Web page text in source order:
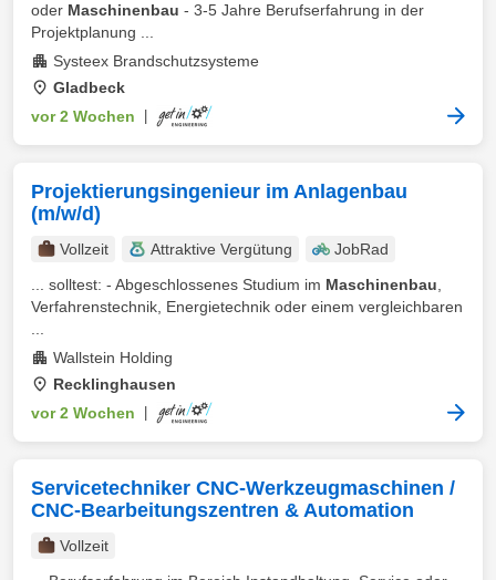
oder Maschinenbau - 3-5 Jahre Berufserfahrung in der
Projektplanung ...
Systeex Brandschutzsysteme
Gladbeck
vor 2 Wochen
Projektierungsingenieur im Anlagenbau
(m/w/d)
Vollzeit Attraktive Vergütung
JobRad
... solltest: - Abgeschlossenes Studium im Maschinenbau
Verfahrenstechnik, Energietechnik oder einem vergleichbaren
Wallstein Holding
Recklinghausen
vor 2 Wochen
Servicetechniker CNC-Werkzeugmaschinen /
CNC-Bearbeitungszentren & Automation
Vollzeit